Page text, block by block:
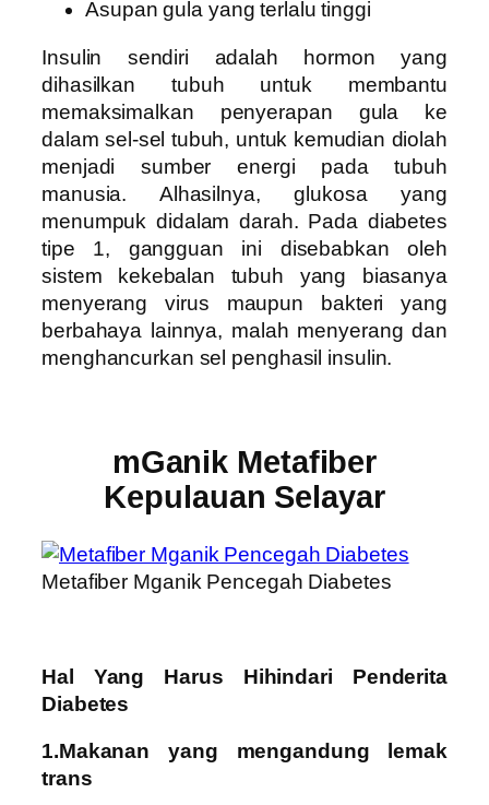
Asupan gula yang terlalu tinggi
Insulin sendiri adalah hormon yang
dihasilkan tubuh untuk membantu
memaksimalkan penyerapan gula ke
dalam sel-sel tubuh, untuk kemudian diolah
menjadi sumber energi pada tubuh
manusia. Alhasilnya, glukosa yang
menumpuk didalam darah. Pada diabetes
tipe 1, gangguan ini disebabkan oleh
sistem kekebalan tubuh yang biasanya
menyerang virus maupun bakteri yang
berbahaya lainnya, malah menyerang dan
menghancurkan sel penghasil insulin.
mGanik Metafiber
Kepulauan Selayar
Metafiber Mganik Pencegah Diabetes
Hal Yang Harus Hihindari Penderita
Diabetes
1.Makanan yang mengandung lemak
trans